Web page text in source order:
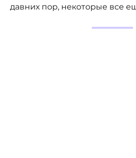
давних пор, некоторые все